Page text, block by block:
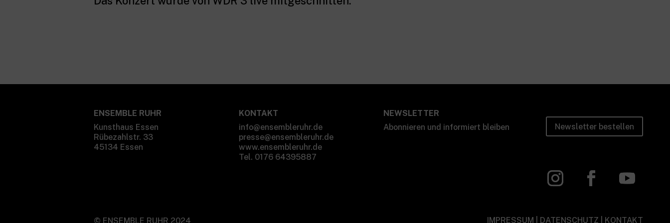
ENSEMBLE RUHR
Kunsthaus Essen
Rübezahlstr. 33
45134 Essen
KONTAKT
info@ensembleruhr.de
presse@ensembleruhr.de
www.ensembleruhr.de
Tel. 0176 64395887
NEWSLETTER
Abonnieren und informiert bleiben
Newsletter bestellen
© ENSEMBLE RUHR 2024 IMPRESSUM DATENSCHUTZ KONTAKT